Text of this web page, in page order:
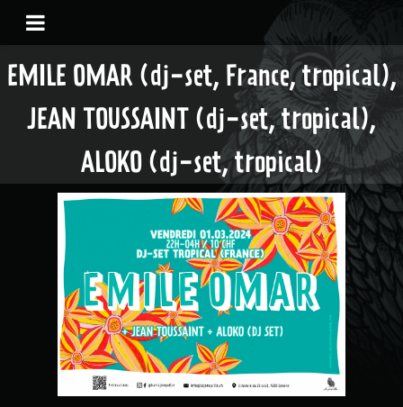
EMILE OMAR (dj-set, France, tropical),
JEAN TOUSSAINT (dj-set, tropical),
ALOKO (dj-set, tropical)